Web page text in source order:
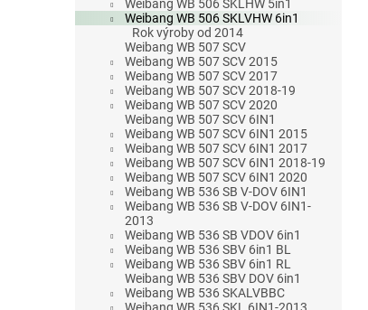
Weibang WB 506 SKLHW 5in1
Weibang WB 506 SKLVHW 6in1
Rok výroby od 2014
Weibang WB 507 SCV
Weibang WB 507 SCV 2015
Weibang WB 507 SCV 2017
Weibang WB 507 SCV 2018-19
Weibang WB 507 SCV 2020
Weibang WB 507 SCV 6IN1
Weibang WB 507 SCV 6IN1 2015
Weibang WB 507 SCV 6IN1 2017
Weibang WB 507 SCV 6IN1 2018-19
Weibang WB 507 SCV 6IN1 2020
Weibang WB 536 SB V-DOV 6IN1
Weibang WB 536 SB V-DOV 6IN1-
2013
Weibang WB 536 SB VDOV 6in1
Weibang WB 536 SBV 6in1 BL
Weibang WB 536 SBV 6in1 RL
Weibang WB 536 SBV DOV 6in1
Weibang WB 536 SKALVBBC
Weibang WB 536 SKL 6IN1-2013